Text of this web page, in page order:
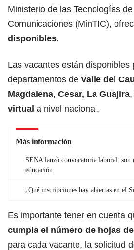
Ministerio de las Tecnologías
Comunicaciones (MinTIC),
disponibles.
Las vacantes están disponibles
departamentos de Valle del
Magdalena, Cesar, La Guajira,
virtual a nivel nacional.
Más información
SENA lanzó convocatoria laboral: son
educación
¿Qué inscripciones hay abiertas en el
Es importante tener en cuenta
cumpla el número de hojas
para cada vacante, la solicitud